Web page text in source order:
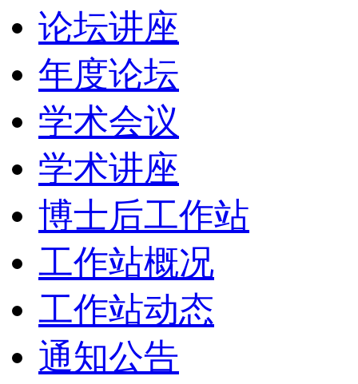
论坛讲座
年度论坛
学术会议
学术讲座
博士后工作站
工作站概况
工作站动态
通知公告